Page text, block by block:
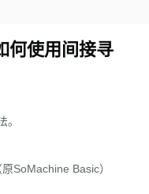
使用间接寻
SoMachine Basic）